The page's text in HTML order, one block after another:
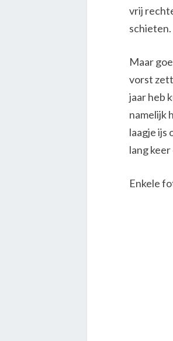
vrij
Maar
vorst
jaar heb
namelijk
laagje ijs
lang
Enkele